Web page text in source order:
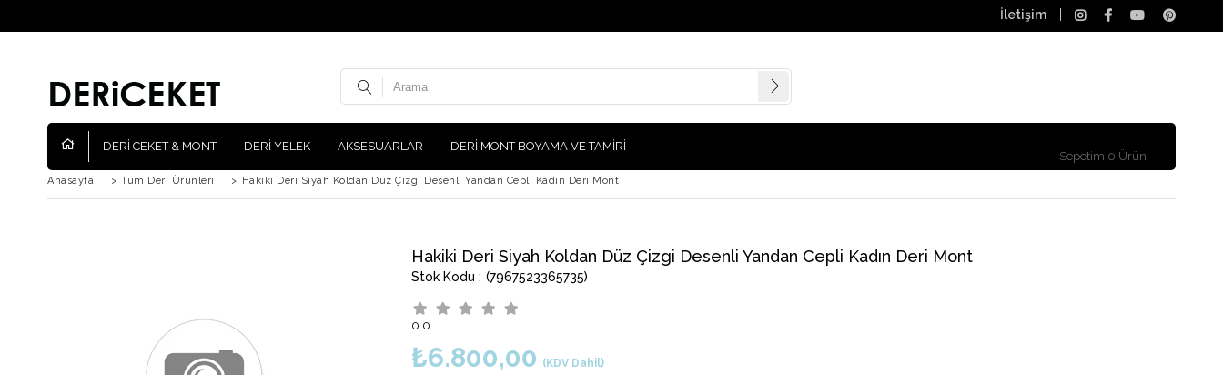
İletişim
Sepetim 0 Ürün
DERİ CEKET & MONT DERİ YELEK AKSESUARLAR DERİ MONT BOYAMA VE TAMİRİ
Anasayfa > Tüm Deri Ürünleri > Hakiki Deri Siyah Koldan Düz Çizgi Desenli Yandan Cepli Kadın Deri Mont
Hakiki Deri Siyah Koldan Düz Çizgi Desenli Yandan Cepli Kadın Deri Mont
(7967523365735)
0.0
₺6.800,00 (KDV Dahil)